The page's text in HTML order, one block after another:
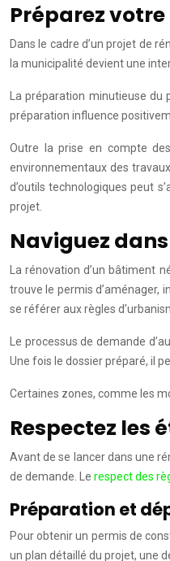
Préparez
Dans le cadre d’un projet de
la municipalité devient une
La préparation minutieuse
préparation influence
Outre la prise en compte
environnementaux des
d’outils technologiques peut
projet.
Naviguez
La rénovation d’un bâtiment
trouve le permis d’aménager,
se référer aux règles
Le processus de demande
Une fois le dossier préparé, il
Certaines zones, comme les
Respectez les
Avant de se lancer dans une
de demande. Le respect des
Préparation et
Pour obtenir un permis de
un plan détaillé du projet, une